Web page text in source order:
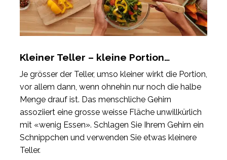
Kleiner Teller – kleine Portion…
Je grösser der Teller, umso kleiner wirkt die Portion,
vor allem dann, wenn ohnehin nur noch die halbe
Menge drauf ist. Das menschliche Gehirn
assoziiert eine grosse weisse Fläche unwillkürlich
mit «wenig Essen». Schlagen Sie Ihrem Gehirn ein
Schnippchen und verwenden Sie etwas kleinere
Teller.